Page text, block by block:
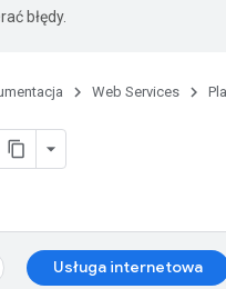
błędy.
Web Services
Usługa internetowa